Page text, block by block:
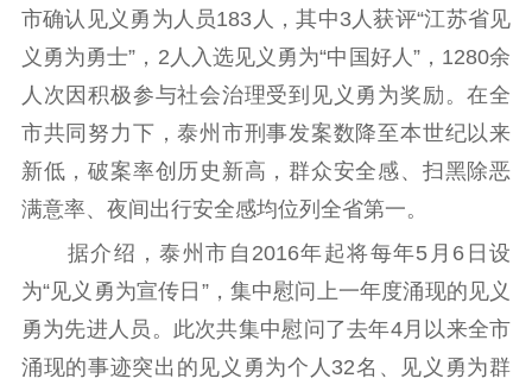
社会宣传
思想政治教育 爱国主义教育
全民国防教育
红色资源保护利
用
新闻出版
精品出版 全民阅读
出版监管
扫黄打非
电影工作
市确认见义勇为人员183人，其中3人获评“江苏省见
义勇为勇士”，2人入选见义勇为“中国好人”，1280余
人次因积极参与社会治理受到见义勇为奖励。在全
市共同努力下，泰州市刑事发案数降至本世纪以来
新低，破案率创历史新高，群众安全感、扫黑除恶
满意率、夜间出行安全感均位列全省第一。
据介绍，泰州市自2016年起将每年5月6日设
为“见义勇为宣传日”，集中慰问上一年度涌现的见义
勇为先进人员。此次共集中慰问了去年4月以来全市
涌现的事迹突出的见义勇为个人32名、见义勇为群